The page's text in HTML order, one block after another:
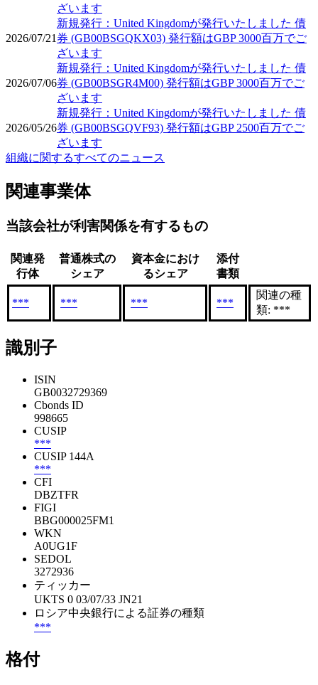
ざいます
2026/07/21
新規発行：United Kingdomが発行いたしました 債
券 (GB00BSGQKX03) 発行額はGBP 3000百万でご
ざいます
2026/07/06
新規発行：United Kingdomが発行いたしました 債
券 (GB00BSGR4M00) 発行額はGBP 3000百万でご
ざいます
2026/05/26
新規発行：United Kingdomが発行いたしました 債
券 (GB00BSGQVF93) 発行額はGBP 2500百万でご
ざいます
組織に関するすべてのニュース
関連事業体
当該会社が利害関係を有するもの
関連発
行体
普通株式の
シェア
資本金におけ
るシェア
添付
書類
*** *** *** ***
関連の種
類: ***
識別子
ISIN
GB0032729369
Cbonds ID
998665
CUSIP
***
CUSIP 144A
***
CFI
DBZTFR
FIGI
BBG000025FM1
WKN
A0UG1F
SEDOL
3272936
ティッカー
UKTS 0 03/07/33 JN21
ロシア中央銀行による証券の種類
***
格付